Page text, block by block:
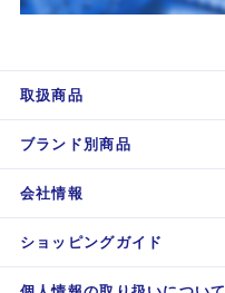
取扱商品
ブランド別商品
会社情報
ショッピングガイド